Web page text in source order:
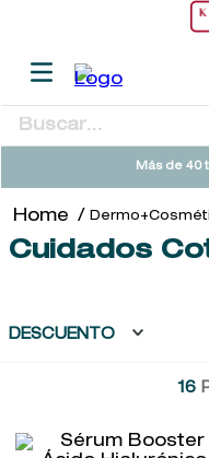
Buscar...
Más de 40
Cuidados
DESCUENTO
16
TÉRMINOS MÁS
2.
sol ipanema
7.
kool beauty serum